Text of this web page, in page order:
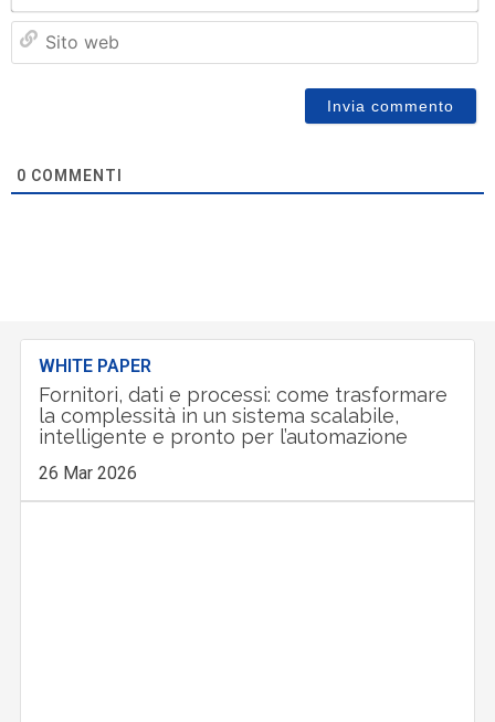
0 COMMENTI
WHITE PAPER
Fornitori, dati e processi: come trasformare
la complessità in un sistema scalabile,
intelligente e pronto per l’automazione
26 Mar 2026